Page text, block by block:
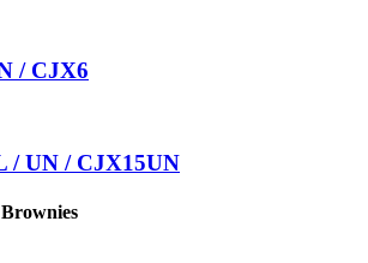
/ CJX6
/ UN / CJX15UN